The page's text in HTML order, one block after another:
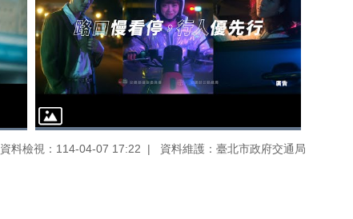
資料檢視：114-04-07 17:22 資料維護：臺北市政府交通局